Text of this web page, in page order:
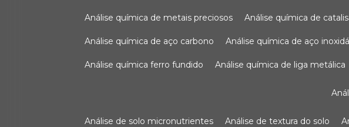
análise química de metais preciosos análise química de
análise química de aço carbono análise química de aço
análise química ferro fundido análise química de liga metálica
análise de solo micronutrientes análise de textura do solo